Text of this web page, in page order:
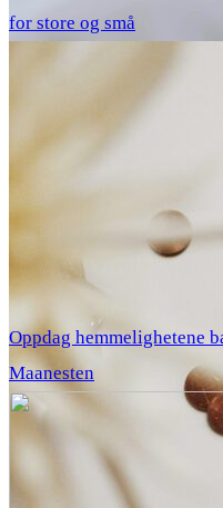
for store og små
Oppdag hemmelighetene
Maanesten